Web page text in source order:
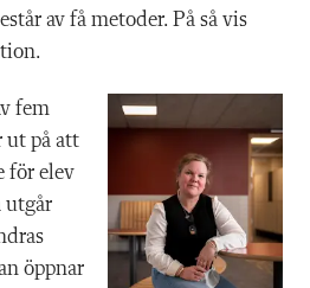
av få metoder. På så vis
fem
ut på att
för elev
utgår
öppnar